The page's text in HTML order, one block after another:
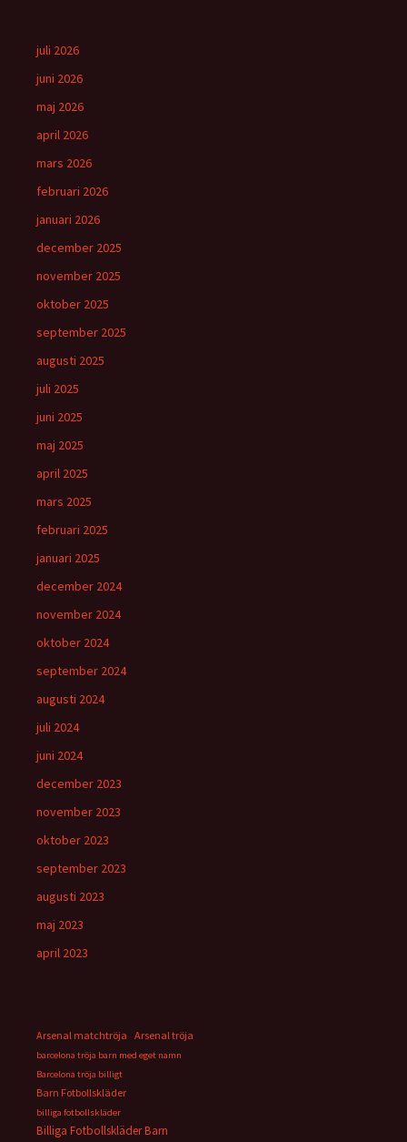
juli 2026
juni 2026
maj 2026
april 2026
mars 2026
februari 2026
januari 2026
december 2025
november 2025
oktober 2025
september 2025
augusti 2025
juli 2025
juni 2025
maj 2025
april 2025
mars 2025
februari 2025
januari 2025
december 2024
november 2024
oktober 2024
september 2024
augusti 2024
juli 2024
juni 2024
december 2023
november 2023
oktober 2023
september 2023
augusti 2023
maj 2023
april 2023
Arsenal matchtröja Arsenal tröja
barcelona tröja barn med eget namn
Barcelona tröja billigt
Barn Fotbollskläder
billiga fotbollskläder
Billiga Fotbollskläder Barn